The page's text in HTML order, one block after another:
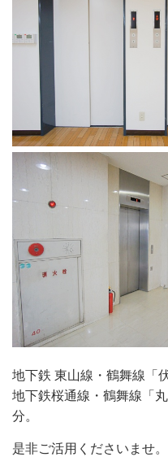
地下鉄 東山線・鶴舞線「
地下鉄桜通線・鶴舞線「
分。
是非ご活用くださいませ。